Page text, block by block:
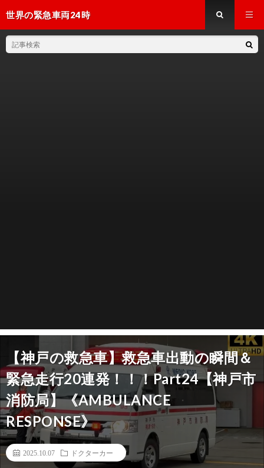
世界の緊急車両24時
【神戸の救急車】救急車出動の瞬間＆
緊急走行20連発！！！Part24【神戸市
消防局】《AMBULANCE
RESPONSE》
2025.10.07 ドクターカー